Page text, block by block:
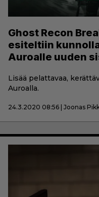
Ghost Recon
esiteltiin
Auroalle uuden
Lisää pelattavaa,
Auroalla.
24.3.2020 08:56 | Joonas